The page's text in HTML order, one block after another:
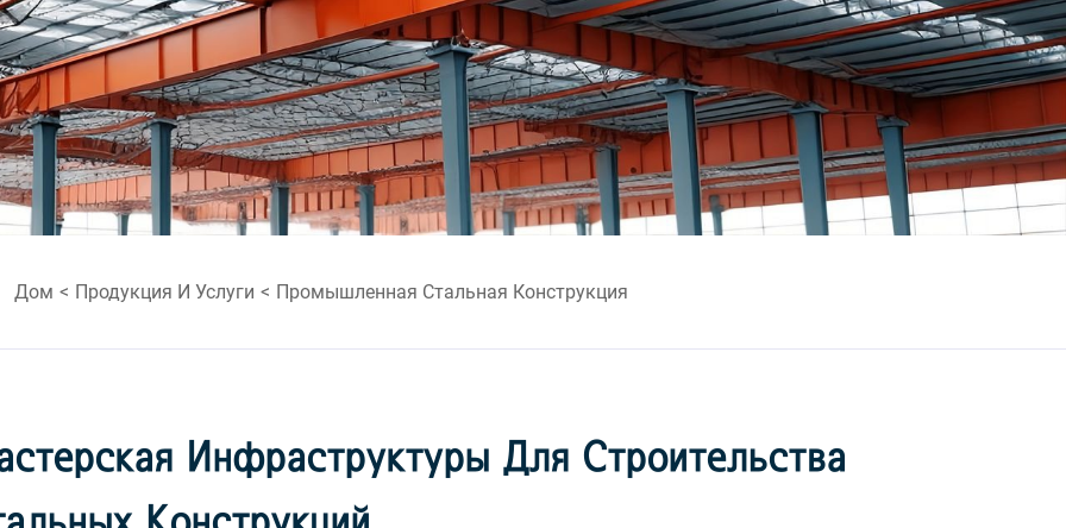
Дом Продукция И Услуги Промышленная Стальная Конструкция
Инфраструктуры Для Строительства